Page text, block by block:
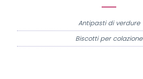
Antipasti di verdure
Biscotti per colazione